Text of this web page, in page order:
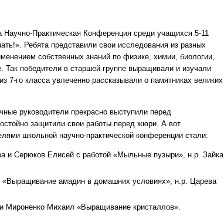
Практическая Конференция среди учащихся 5-11
Ребята представили свои исследования из разных
собственных знаний по физике, химии, биологии,
Так победители в старшей группе выращивали и изучали
7-го класса увлеченно рассказывали о памятниках великих
руководители прекрасно выступили перед
защитили свои работы перед жюри. А вот
школьной научно-практической конференции стали:
и Серюков Елисей с работой «Мыльные пузыри», н.р. Зайка
«Выращивание амадин в домашних условиях», н.р. Царева
Мироненко Михаил «Выращивание кристаллов».